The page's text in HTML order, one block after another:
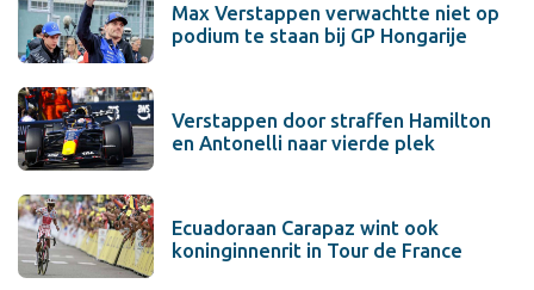
Max Verstappen verwachtte niet op
podium te staan bij GP Hongarije
Verstappen door straffen Hamilton
en Antonelli naar vierde plek
Ecuadoraan Carapaz wint ook
koninginnenrit in Tour de France